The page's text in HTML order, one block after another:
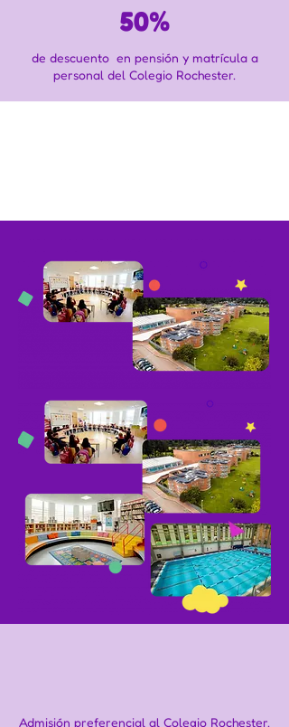
50%
de descuento en pensión y matrícula a
personal del Colegio Rochester.
Admisión preferencial al Colegio Rochester.